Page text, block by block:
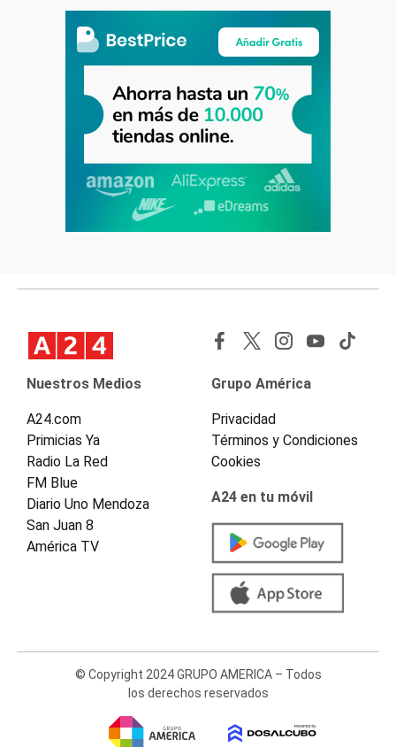
Nuestros Medios
A24.com
Primicias Ya
Radio La Red
FM Blue
Diario Uno Mendoza
San Juan 8
América TV
Grupo América
Privacidad
Términos y Condiciones
Cookies
A24 en tu móvil
© Copyright 2024 GRUPO AMERICA – Todos
los derechos reservados